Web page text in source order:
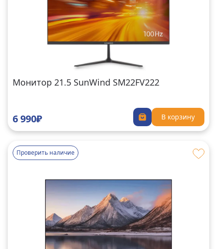
Монитор 21.5 SunWind SM22FV222
6 990₽ В корзину
Проверить наличие